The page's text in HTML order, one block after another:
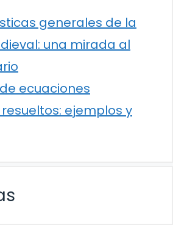
generales de la
una mirada al
ecuaciones
ejemplos y